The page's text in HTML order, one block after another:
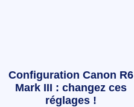
Configuration Canon R6
Mark III : changez ces
réglages !